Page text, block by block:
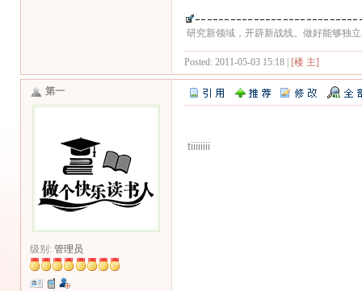
研究新领域，开辟新战线。做好能够独
Posted: 2011-05-03 15:18 | [楼 主]
第一
级别: 管理员
tiiiiiiii